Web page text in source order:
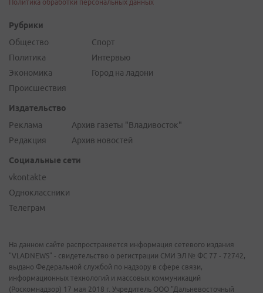
Политика обработки персональных данных
Рубрики
Общество
Политика
Экономика
Происшествия
Спорт
Интервью
Город на ладони
Издательство
Реклама
Редакция
Архив газеты "Владивосток"
Архив новостей
Социальные сети
vkontakte
Одноклассники
Телеграм
На данном сайте распространяется информация сетевого издания
"VLADNEWS" - свидетельство о регистрации СМИ ЭЛ № ФС 77 - 72742,
выдано Федеральной службой по надзору в сфере связи,
информационных технологий и массовых коммуникаций
(Роскомнадзор) 17 мая 2018 г. Учредитель ООО "Дальневосточный